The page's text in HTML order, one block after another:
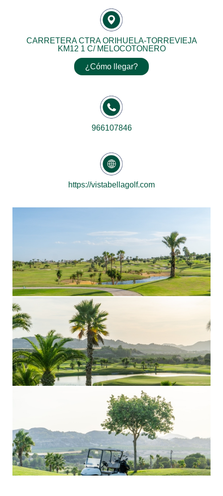
CARRETERA CTRA ORIHUELA-TORREVIEJA
KM12 1 C/ MELOCOTONERO
¿Cómo llegar?
966107846
https://vistabellagolf.com